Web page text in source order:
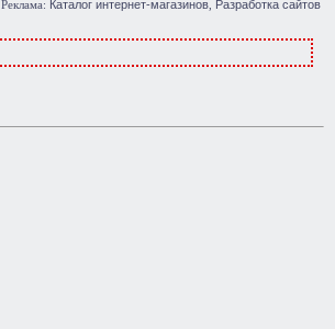
Реклама: Каталог интернет-магазинов Разработка сайтов